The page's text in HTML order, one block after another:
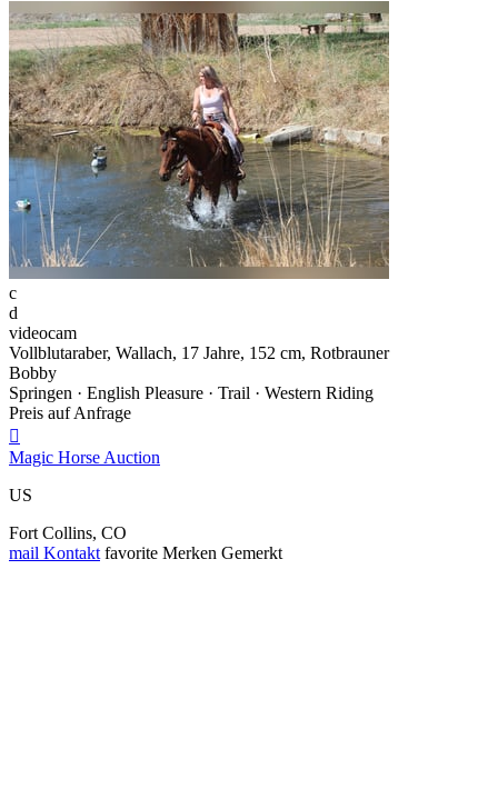
c
d
videocam
Vollblutaraber, Wallach, 17 Jahre, 152 cm, Rotbrauner
Bobby
Springen · English Pleasure · Trail · Western Riding
Preis auf Anfrage

Magic Horse Auction
US
Fort Collins, CO
mail Kontakt favorite Merken Gemerkt